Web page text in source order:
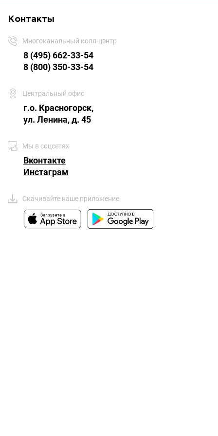
Контакты
Многоканальный колл-центр
8 (495) 662-33-54
8 (800) 350-33-54
Центральный офис
г.о. Красногорск,
ул. Ленина, д. 45
Мы в соцсетях
Вконтакте
Инстаграм
Скачивайте наше приложение